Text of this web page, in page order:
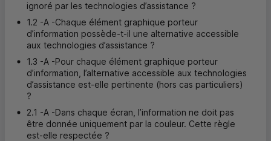
ignoré par les technologies d’assistance ?
1.2 -A -Chaque élément graphique porteur
d’information possède-t-il une alternative accessible
aux technologies d’assistance ?
1.3 -A -Pour chaque élément graphique porteur
d’information, l’alternative accessible aux technologies
d’assistance est-elle pertinente (hors cas particuliers)
?
2.1 -A -Dans chaque écran, l’information ne doit pas
être donnée uniquement par la couleur. Cette règle
est-elle respectée ?